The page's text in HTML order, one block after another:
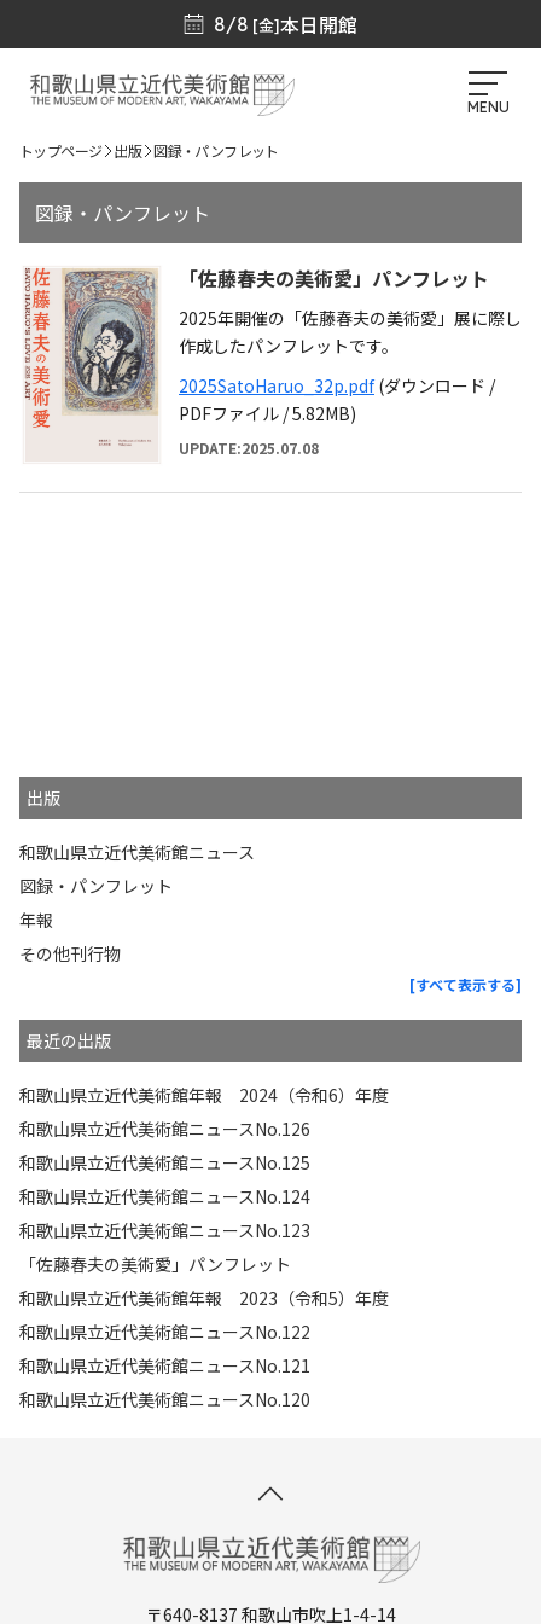
8/8 [金]本日開館
MENU
トップページ 出版 図録・パンフレット
図録・パンフレット
「佐藤春夫の美術愛」パンフレット
2025年開催の「佐藤春夫の美術愛」展に際し
作成したパンフレットです。
2025SatoHaruo_32p.pdf(ダウンロード /
PDFファイル / 5.82MB)
UPDATE:2025.07.08
出版
和歌山県立近代美術館ニュース
図録・パンフレット
年報
その他刊行物
[すべて表示する]
最近の出版
和歌山県立近代美術館年報 2024（令和6）年度
和歌山県立近代美術館ニュースNo.126
和歌山県立近代美術館ニュースNo.125
和歌山県立近代美術館ニュースNo.124
和歌山県立近代美術館ニュースNo.123
「佐藤春夫の美術愛」パンフレット
和歌山県立近代美術館年報 2023（令和5）年度
和歌山県立近代美術館ニュースNo.122
和歌山県立近代美術館ニュースNo.121
和歌山県立近代美術館ニュースNo.120
〒640-8137 和歌山市吹上1-4-14